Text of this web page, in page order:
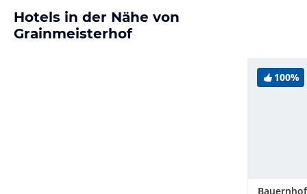
Hotels in der Nähe von
Grainmeisterhof
100%